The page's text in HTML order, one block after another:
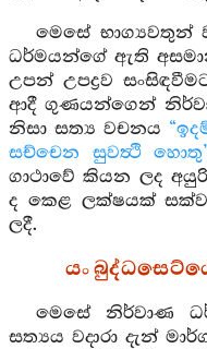
මෙසේ භාග්‍යවතුන්
ධර්මයන්ගේ ඇති
උපන් උපද්‍රව
ආදී ගුණයන්ගෙන්
නිසා සත්‍ය වචනය
සච්චෙන සුවත්‍ථි
ගාථාවේ කියන ලද
ද කෙළ ලක්ෂයක්
ලදී.
යං
මෙසේ නිර්වාණ
සත්‍යය වදාරා දැන්